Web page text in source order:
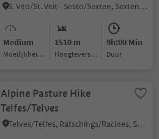
S. Vito/St. Veit - Sesto/Sexten, Sexten/Sesto, Dolomites Region 3 Zinnen
Medium
Moeilijkheidsgraad
1510 m
Hoogteverschil
9h:00 Min
Duur
Alpine Pasture Hike
Telfes/Telves
Telves/Telfes, Ratschings/Racines, Sterzing/Vipiteno and environs